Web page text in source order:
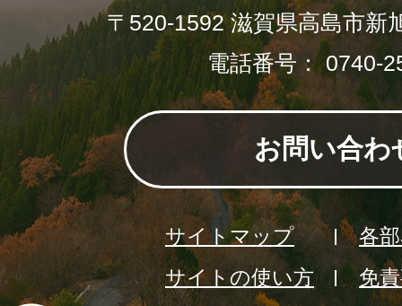
〒520-1592 滋賀県高島市新
電話番号： 0740-
お問い合わ
サイトマップ
各
サイトの使い方
免